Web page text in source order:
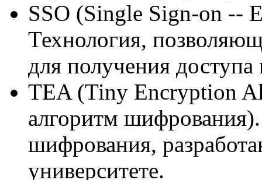
SSO (Single Sign-on --
Технология,
для получения
TEA (Tiny Encryption
алгоритм
шифрования,
университете.